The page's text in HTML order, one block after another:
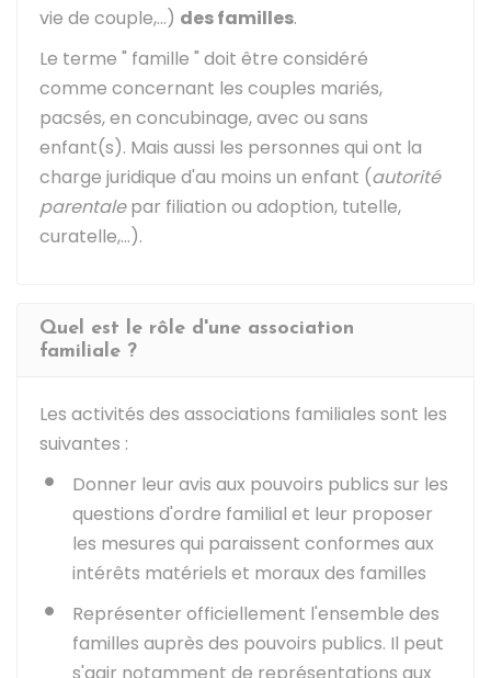
vie de couple,...) des familles.
Le terme " famille " doit être considéré
comme concernant les couples mariés,
pacsés, en concubinage, avec ou sans
enfant(s). Mais aussi les personnes qui ont la
charge juridique d'au moins un enfant (autorité
parentalepar filiation ou adoption, tutelle,
curatelle,...).
Quel est le rôle d'une association
familiale ?
Les activités des associations familiales sont les
suivantes :
Donner leur avis aux pouvoirs publics sur les
questions d'ordre familial et leur proposer
les mesures qui paraissent conformes aux
intérêts matériels et moraux des familles
Représenter officiellement l'ensemble des
familles auprès des pouvoirs publics. Il peut